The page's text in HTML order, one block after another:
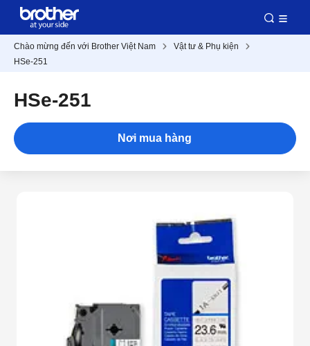
Chào mừng đến với Brother Việt Nam
Vật tư & Phụ kiện
HSe-251
HSe-251
Nơi mua hàng